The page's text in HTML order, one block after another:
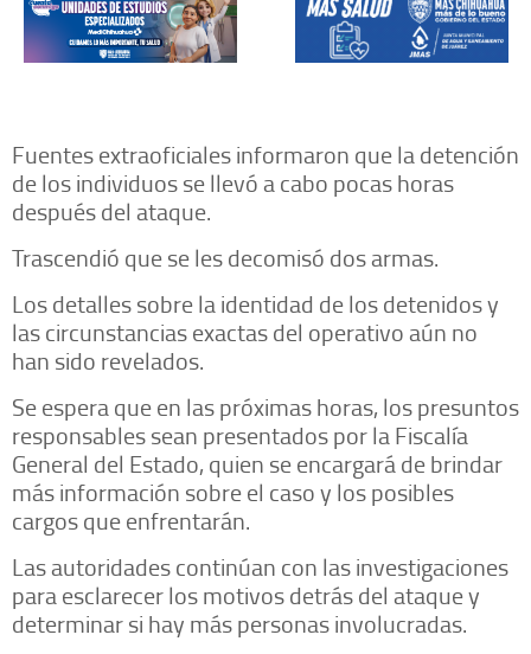
Fuentes extraoficiales informaron que la detención
de los individuos se llevó a cabo pocas horas
después del ataque.
Trascendió que se les decomisó dos armas.
Los detalles sobre la identidad de los detenidos y
las circunstancias exactas del operativo aún no
han sido revelados.
Se espera que en las próximas horas, los presuntos
responsables sean presentados por la Fiscalía
General del Estado, quien se encargará de brindar
más información sobre el caso y los posibles
cargos que enfrentarán.
Las autoridades continúan con las investigaciones
para esclarecer los motivos detrás del ataque y
determinar si hay más personas involucradas.